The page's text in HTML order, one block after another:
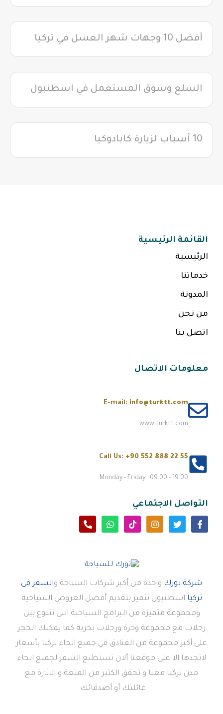
أفضل 10 وجهات شهر العسل في تركيا
السلع وسوق المستعمل في اسطنبول
10 أسباب لزيارة كابادوكيا
القائمة الرئيسية
الرئيسية
خدماتنا
المدونة
من نحن
اتصل بنا
معلومات الاتصال
E-mail: info@turktt.com
www.turktt.com
Call Us: +90 552 888 22 55
Monday - Friday : 09:00 - 19:00
التواصل الاجتماعي
شركة تورك واحدة من أكبر شركات السياحة والسفر فى
تركيا اسطنبول تتميز بتقديم أفضل العروض السياحية
ومجموعة متميزة من البرامج السياحية التى تتنوع بين
رحلات مع مجموعة وحرة ورحلات بحرية كما يمكنك الحجز
على أكبر مجموعة من الفنادق في جميع انحاء تركيا بأسعار
لاتجدها الا على موقعنا ألان تستطيع السفر لجميع انحاء
مدن تركيا معنا و تحقق الكثير من المتعة و الاثارة مع
عائلتك أو أصدقائك.